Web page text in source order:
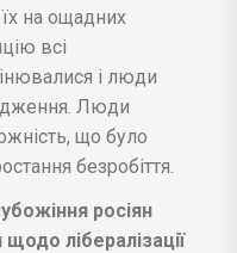
їх на ощадних
всі
і люди
Люди
що було
безробіття.
росіян
лібералізації